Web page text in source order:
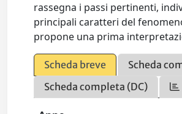
rassegna i passi pertinenti,
principali caratteri del
propone una prima
Scheda breve
Scheda
Scheda completa (DC)